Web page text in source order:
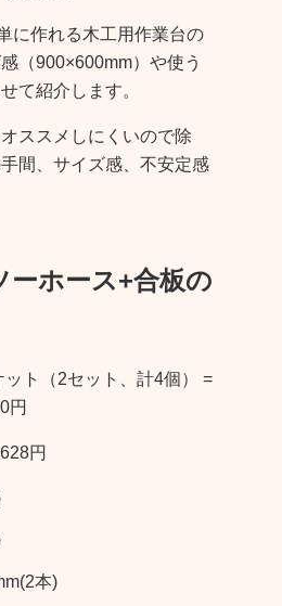
に作れる木工用作業台の
（900×600mm）や使う
て紹介します。
ススメしにくいので除
間、サイズ感、不安定感
ーホース+合板の
ット（2セット、計4個） =
円
円
本)